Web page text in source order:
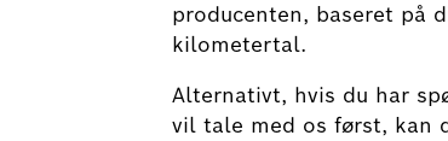
producenten, baseret på
kilometertal.
Alternativt, hvis du har
vil tale med os først, kan